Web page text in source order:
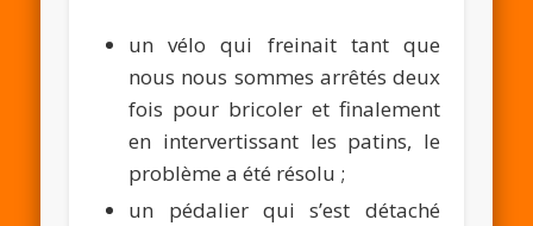
un vélo qui freinait tant que
nous nous sommes arrêtés deux
fois pour bricoler et finalement
en intervertissant les patins, le
problème a été résolu ;
un pédalier qui s’est détaché